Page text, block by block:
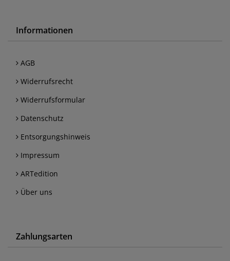
Informationen
AGB
Widerrufsrecht
Widerrufsformular
Datenschutz
Entsorgungshinweis
Impressum
ARTedition
Über uns
Zahlungsarten